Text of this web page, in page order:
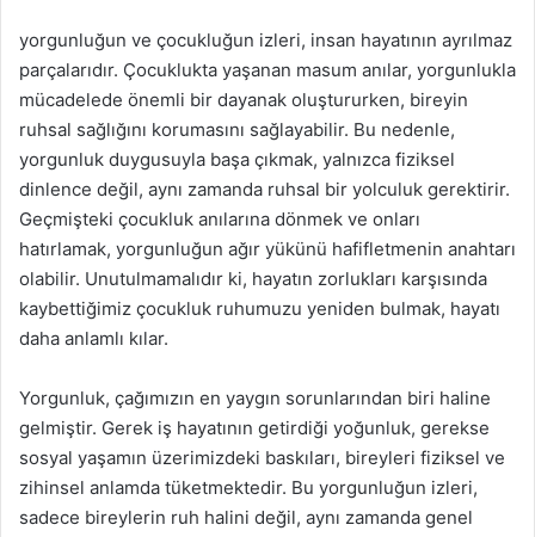
yorgunluğun ve çocukluğun izleri, insan hayatının ayrılmaz
parçalarıdır. Çocuklukta yaşanan masum anılar, yorgunlukla
mücadelede önemli bir dayanak oluştururken, bireyin
ruhsal sağlığını korumasını sağlayabilir. Bu nedenle,
yorgunluk duygusuyla başa çıkmak, yalnızca fiziksel
dinlence değil, aynı zamanda ruhsal bir yolculuk gerektirir.
Geçmişteki çocukluk anılarına dönmek ve onları
hatırlamak, yorgunluğun ağır yükünü hafifletmenin anahtarı
olabilir. Unutulmamalıdır ki, hayatın zorlukları karşısında
kaybettiğimiz çocukluk ruhumuzu yeniden bulmak, hayatı
daha anlamlı kılar.
Yorgunluk, çağımızın en yaygın sorunlarından biri haline
gelmiştir. Gerek iş hayatının getirdiği yoğunluk, gerekse
sosyal yaşamın üzerimizdeki baskıları, bireyleri fiziksel ve
zihinsel anlamda tüketmektedir. Bu yorgunluğun izleri,
sadece bireylerin ruh halini değil, aynı zamanda genel